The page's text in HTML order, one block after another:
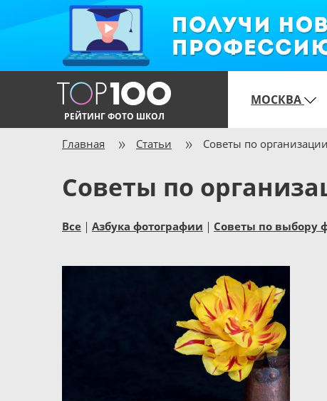
РЕЙТИНГ ФОТО ШКОЛ
МОСКВА
Главная Статьи Советы по
Советы по
Все Азбука фотографии Советы по выбору